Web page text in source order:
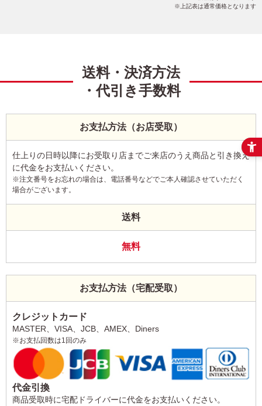
上記表は通常価格となります
送料・決済方法
・代引き手数料
お支払方法（お店受取）
仕上りの日時以降にお受取り店までご来店のうえ商品と引き換え
に代金をお支払いください。
※注文番号をお忘れの場合は、電話番号などでご本人確認させていただく
場合がございます。
送料
無料
お支払方法（宅配受取）
クレジットカード
MASTER、VISA、JCB、AMEX、Diners
※お支払回数は1回のみ
代金引換
商品受取時に宅配ドライバーに代金をお支払いください。